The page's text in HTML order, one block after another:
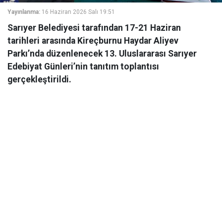
Yayınlanma: 16 Haziran 2026 Salı 19:51
Sarıyer Belediyesi tarafından 17-21 Haziran
tarihleri arasında Kireçburnu Haydar Aliyev
Parkı’nda düzenlenecek 13. Uluslararası Sarıyer
Edebiyat Günleri’nin tanıtım toplantısı
gerçekleştirildi.